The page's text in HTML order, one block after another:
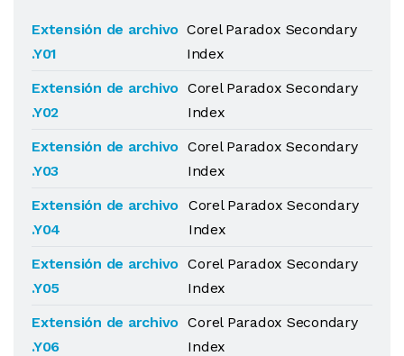
Extensión de archivo
.Y01
Corel Paradox Secondary
Index
Extensión de archivo
.Y02
Corel Paradox Secondary
Index
Extensión de archivo
.Y03
Corel Paradox Secondary
Index
Extensión de archivo
.Y04
Corel Paradox Secondary
Index
Extensión de archivo
.Y05
Corel Paradox Secondary
Index
Extensión de archivo
.Y06
Corel Paradox Secondary
Index